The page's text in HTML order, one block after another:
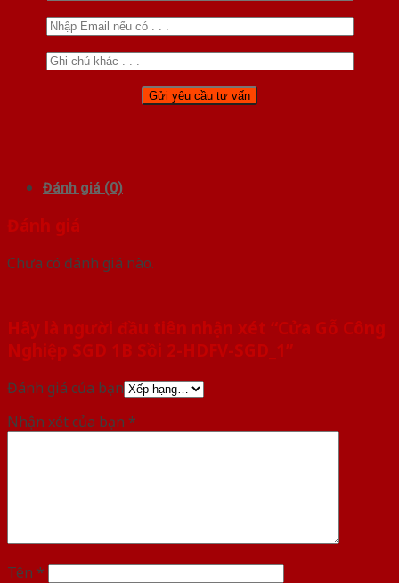
Đánh giá (0)
Đánh giá
Chưa có đánh giá nào.
Hãy là người đầu tiên nhận xét “Cửa Gỗ Công
Nghiệp SGD 1B Sồi 2-HDFV-SGD_1”
Đánh giá của bạn
Nhận xét của bạn *
Tên *